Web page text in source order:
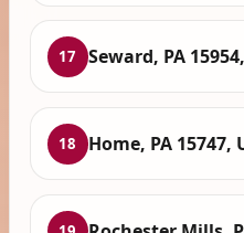
17 Seward, PA
18 Home, PA 15747,